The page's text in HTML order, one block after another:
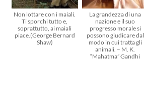
Non lottare con i maiali.
Ti sporchi tutto e,
soprattutto, ai maiali
piace.(George Bernard
Shaw)
La grandezza di una
nazione e il suo
progresso morale si
possono giudicare dal
modo in cui tratta gli
animali. – M. K.
“Mahatma” Gandhi